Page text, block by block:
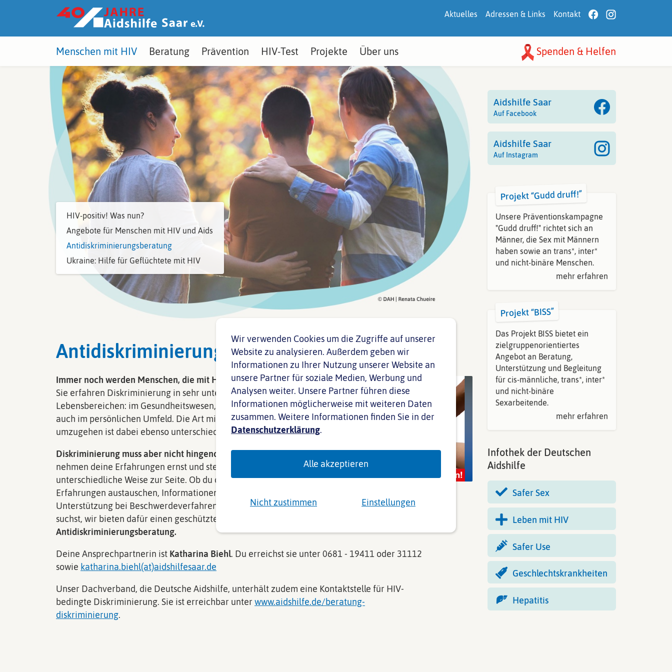
Aktuelles Adressen & Links Kontakt
Menschen mit HIV Beratung Prävention HIV-Test Projekte Über uns Spenden & Helfen
HIV-positiv! Was nun?
Angebote für Menschen mit HIV und Aids
Antidiskriminierungsberatung
Ukraine: Hilfe für Geflüchtete mit HIV
Antidiskriminierungsberatung
Immer noch werden Menschen, die mit HIV leben, ausgegrenzt.
Sie erfahren Diskriminierung in sehr unterschiedlichen
Lebensbereichen: im Gesundheitswesen, im Arbeitsleben, aber
auch im persönlichen Umfeld. Die Art mit solchen Erfahrungen
umzugehen ist dabei ebenso unterschiedlich.
Diskriminierung muss aber nicht hingenommen werden!Wir
nehmen deine Erfahrungen ernst und stehen dir gerne auf
unterschiedliche Weise zur Seite. Ob du dich über deine
Erfahrungen austauschen, Informationen über deine Rechte erhalten möchtest oder
Unterstützung bei Beschwerdeverfahren beziehungsweise der Durchsetzung deiner Rechte
suchst, wir bieten dafür einen geschützten und vertraulichen Rahmen in unserer
Antidiskriminierungsberatung.
Deine Ansprechpartnerin ist Katharina Biehl. Du erreichst sie unter 0681 - 19411 oder 31112
sowie katharina.biehl(at)aidshilfesaar.de
Unser Dachverband, die Deutsche Aidshilfe, unterhält zudem eine Kontaktstelle für HIV-
bedingte Diskriminierung. Sie ist erreichbar unter www.aidshilfe.de/beratung-
diskriminierung.
Aidshilfe Saar
Auf Facebook
Aidshilfe Saar
Auf Instagram
Projekt “Gudd druff!”
Unsere Präventionskampagne
"Gudd druff!" richtet sich an
Männer, die Sex mit Männern
haben sowie an trans*, inter*
und nicht-binäre Menschen.
mehr erfahren
Projekt “BISS”
Das Projekt BISS bietet ein
zielgruppenorientiertes
Angebot an Beratung,
Unterstützung und Begleitung
für cis-männliche, trans*, inter*
und nicht-binäre
Sexarbeitende.
mehr erfahren
Infothek der Deutschen
Aidshilfe
Safer Sex
Leben mit HIV
Safer Use
Geschlechtskrankheiten
Hepatitis
Wir verwenden Cookies um die Zugriffe auf unserer
Website zu analysieren. Außerdem geben wir
Informationen zu Ihrer Nutzung unserer Website an
unsere Partner für soziale Medien, Werbung und
Analysen weiter. Unsere Partner führen diese
Informationen möglicherweise mit weiteren Daten
zusammen. Weitere Informationen finden Sie in der
Datenschutzerklärung.
Nicht zustimmen
Alle akzeptieren
Einstellungen